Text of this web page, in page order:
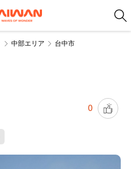
中部エリア 台中市
0